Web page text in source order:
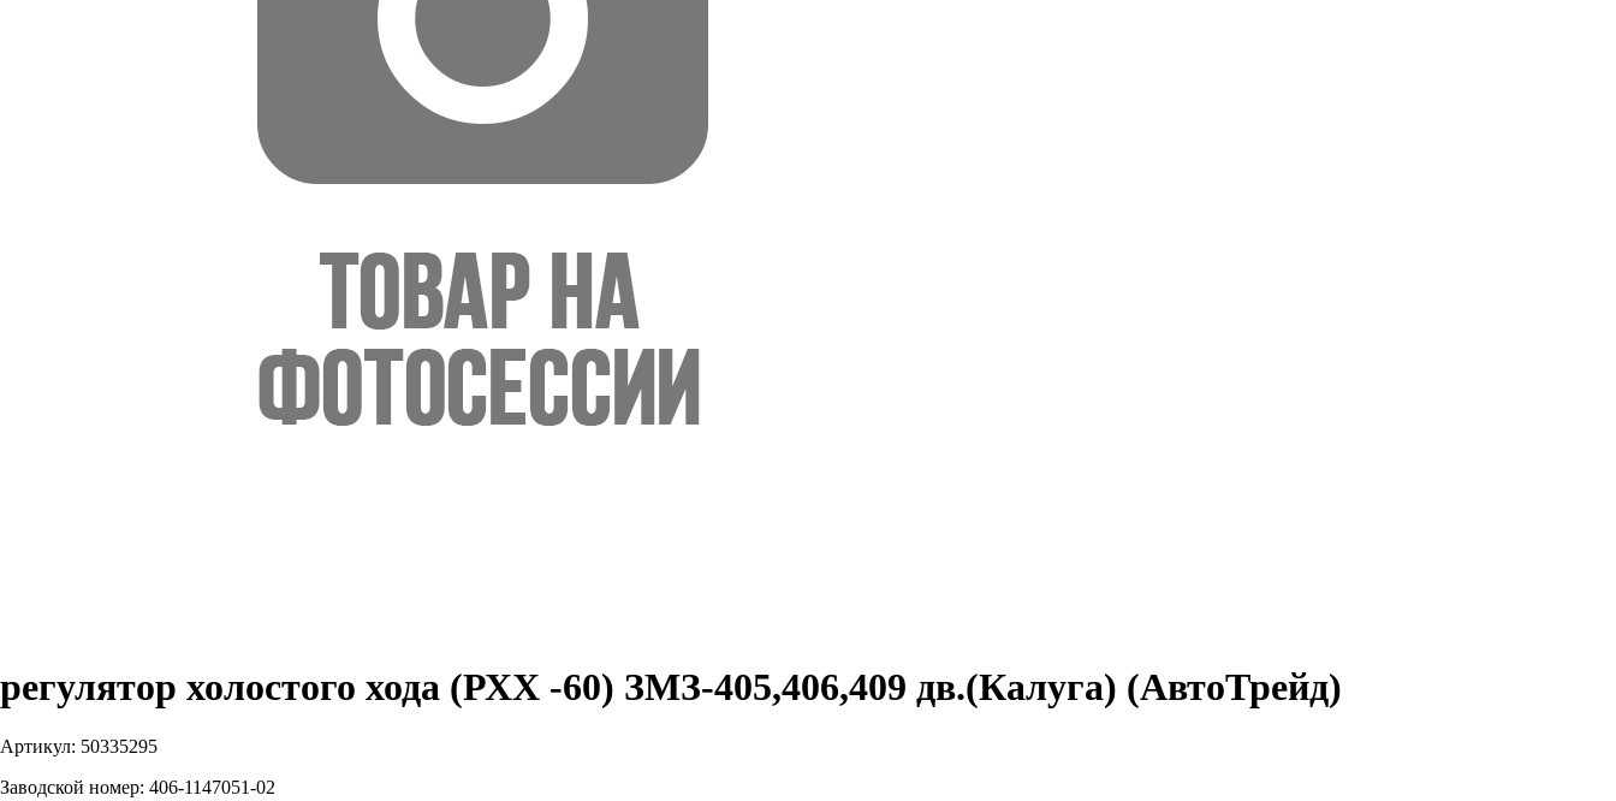
регулятор холостого хода (РХХ -60) ЗМЗ-405,406,409 дв.(Калуга) (АвтоТрейд)
Артикул: 50335295
Заводской номер: 406-1147051-02